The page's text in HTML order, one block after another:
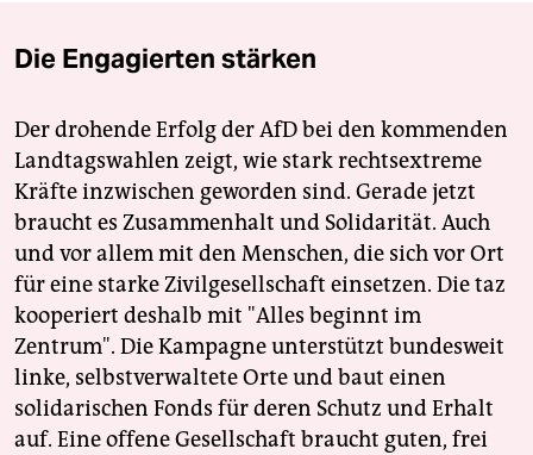
Die Engagierten stärken
Der drohende Erfolg der AfD bei den kommenden
Landtagswahlen zeigt, wie stark rechtsextreme
Kräfte inzwischen geworden sind. Gerade jetzt
braucht es Zusammenhalt und Solidarität. Auch
und vor allem mit den Menschen, die sich vor Ort
für eine starke Zivilgesellschaft einsetzen. Die taz
kooperiert deshalb mit "Alles beginnt im
Zentrum". Die Kampagne unterstützt bundesweit
linke, selbstverwaltete Orte und baut einen
solidarischen Fonds für deren Schutz und Erhalt
auf. Eine offene Gesellschaft braucht guten, frei